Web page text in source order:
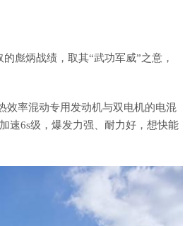
彪炳战绩，取其“武功军威”之意，
效率混动专用发动机与双电机的电混
速6s级，爆发力强、耐力好，想快能